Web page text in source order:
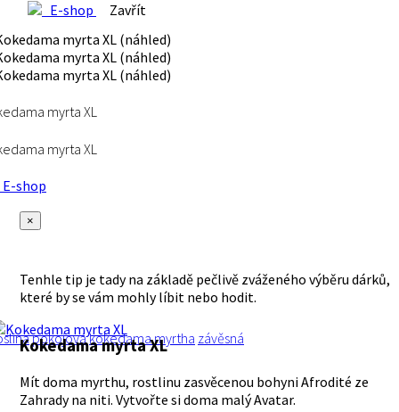
E-shop
Zavřít
myrta XL
myrta XL
shop
×
Tenhle tip je tady na základě pečlivě zváženého výběru dárků,
které by se vám mohly líbit nebo hodit.
pokojovákokedama myrtha závěsná
Kokedama myrta XL
Mít doma myrthu, rostlinu zasvěcenou bohyni Afrodité ze
Zahrady na niti. Vytvořte si doma malý Avatar.